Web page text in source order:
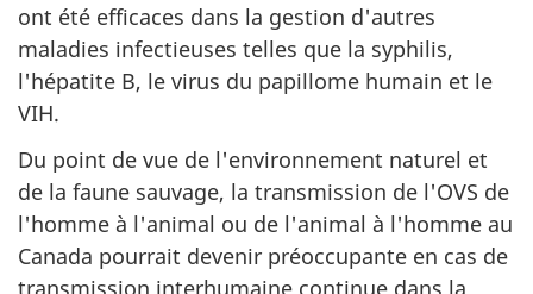
ont été efficaces dans la gestion d'autres
maladies infectieuses telles que la syphilis,
l'hépatite B, le virus du papillome humain et le
VIH.
Du point de vue de l'environnement naturel et
de la faune sauvage, la transmission de l'OVS de
l'homme à l'animal ou de l'animal à l'homme au
Canada pourrait devenir préoccupante en cas de
transmission interhumaine continue dans la